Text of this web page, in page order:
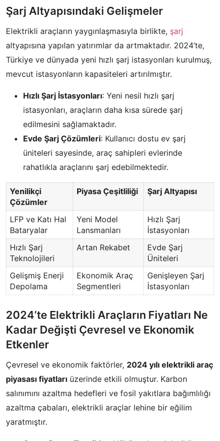
Şarj Altyapısındaki Gelişmeler
Elektrikli araçların yaygınlaşmasıyla birlikte, şarj
altyapısına yapılan yatırımlar da artmaktadır. 2024’te,
Türkiye ve dünyada yeni hızlı şarj istasyonları kurulmuş,
mevcut istasyonların kapasiteleri artırılmıştır.
Hızlı Şarj İstasyonları: Yeni nesil hızlı şarj
istasyonları, araçların daha kısa sürede şarj
edilmesini sağlamaktadır.
Evde Şarj Çözümleri: Kullanıcı dostu ev şarj
üniteleri sayesinde, araç sahipleri evlerinde
rahatlıkla araçlarını şarj edebilmektedir.
Yenilikçi
Çözümler
Piyasa Çeşitliliği Şarj Altyapısı
LFP ve Katı Hal
Bataryalar
Yeni Model
Lansmanları
Hızlı Şarj
İstasyonları
Hızlı Şarj
Teknolojileri
Artan Rekabet
Evde Şarj
Üniteleri
Gelişmiş Enerji
Depolama
Ekonomik Araç
Segmentleri
Genişleyen Şarj
İstasyonları
2024’te Elektrikli Araçların Fiyatları Ne
Kadar Değişti Çevresel ve Ekonomik
Etkenler
Çevresel ve ekonomik faktörler, 2024 yılı elektrikli araç
piyasası fiyatları üzerinde etkili olmuştur. Karbon
salınımını azaltma hedefleri ve fosil yakıtlara bağımlılığı
azaltma çabaları, elektrikli araçlar lehine bir eğilim
yaratmıştır.